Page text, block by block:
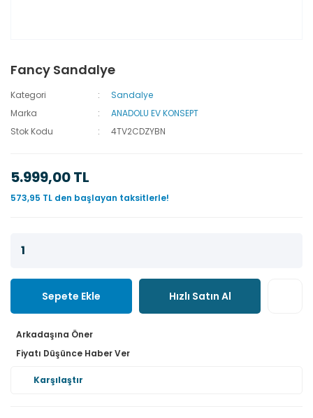
Fancy Sandalye
Kategori
Sandalye
Marka
ANADOLU EV KONSEPT
Stok Kodu
4TV2CDZYBN
5.999,00 TL
573,95 TL den başlayan taksitlerle!
Sepete Ekle Hızlı Satın Al
Arkadaşına Öner
Fiyatı Düşünce Haber Ver
Karşılaştır